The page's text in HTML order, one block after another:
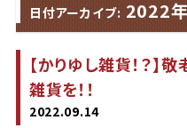
日付アーカイブ: 2022
【かりゆし雑貨！？】
雑貨を！！
2022.09.14